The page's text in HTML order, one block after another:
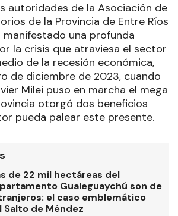
autoridades de la Asociación de
de la Provincia de Entre Ríos
manifestado una profunda
la crisis que atraviesa el sector
de la recesión económica,
de diciembre de 2023, cuando
Milei puso en marcha el mega
otorgó dos beneficios
pueda palear este presente.
de 22 mil hectáreas del
Gualeguaychú son de
el caso emblemático
Salto de Méndez